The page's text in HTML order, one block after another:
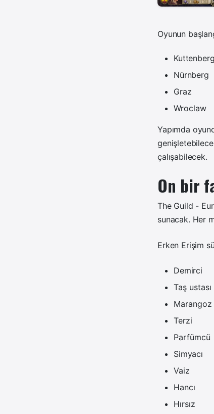
Oyunun
Kuttenberg
Nürnberg
Graz
Wroclaw
Yapımda
çalışabilecek.
On bir
The Guild -
sunacak. Her
Erken Erişim
Demirci
Taş ustası
Marangoz
Terzi
Parfümcü
Simyacı
Vaiz
Hancı
Hırsız